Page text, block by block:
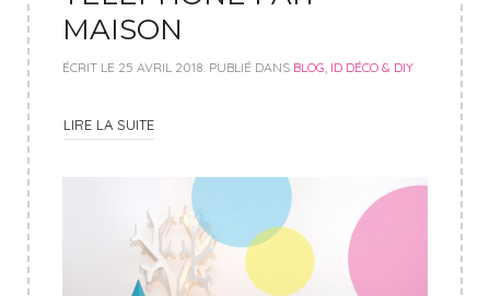
MAISON
ÉCRIT LE 25 AVRIL 2018. PUBLIÉ DANS BLOG, ID DÉCO & DIY
LIRE LA SUITE